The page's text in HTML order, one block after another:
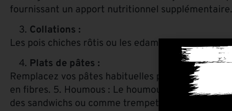
fournissant un apport nutritionnel supplémentaire.
Collations :
Les pois chiches rôtis ou les edamames
Plats de pâtes :
Remplacez vos pâtes habituelles par des pâtes
en fibres. 5. Houmous : Le houmous est un plat
des sandwichs ou comme trempette pour les